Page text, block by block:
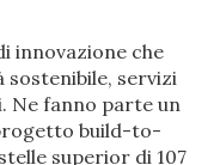
innovazione che
servizi
Ne fanno parte un
build-to-
superior di 107